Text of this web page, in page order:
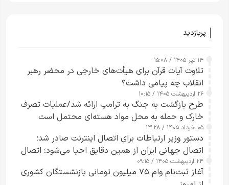
پربازدید
۱۴ تیر ۱۴۰۵ / ۱۵:۰۸
تلاوت آیات قرآن برای هیأت‌های خارجی در محضر رهبر
انقلاب چه پیامی داشت؟
۲۶ اردیبهشت ۱۴۰۵ / ۱۰:۱۵
طرح‌ بازگشت به جنگ به ترامپ ارائه شد/عملیات تصرف
خارک و حمله به محل مواد هسته‌ای محتمل است
۰۵ خرداد ۱۴۰۵ / ۱۳:۲۸
دستور وزیر ارتباطات برای اتصال اینترنت صادر شد؛
اتصال جهانی ایران از همین دقایق احیا می‌شود؛ اتصال
کامل مردم تا ۲۴ ساعت آینده
۲۴ اردیبهشت ۱۴۰۵ / ۰۹:۱۵
آغاز ثبت‌نام وام ۷۵ میلیون تومانی بازنشستگان کشوری